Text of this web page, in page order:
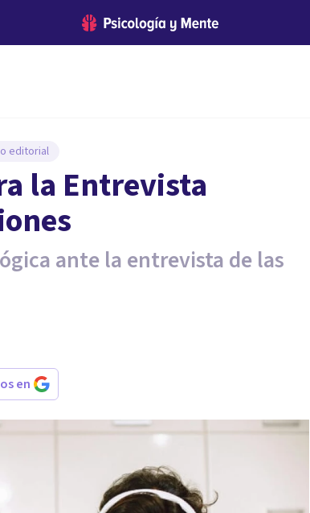
editorial
la Entrevista
ante la entrevista de las
en